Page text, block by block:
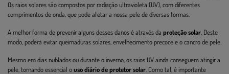
Os raios solares são compostos por radiação ultravioleta (UV), com diferentes
comprimentos de onda, que pode afetar a nossa pele de diversas formas.
A melhor forma de prevenir alguns desses danos é através da proteção solar . Deste
modo, poderá evitar queimaduras solares, envelhecimento precoce e o cancro de pele.
Mesmo em dias nublados ou durante o inverno, os raios UV ainda conseguem atingir a
pele, tornando essencial ouso diário de protetor solar . Como tal, é importante